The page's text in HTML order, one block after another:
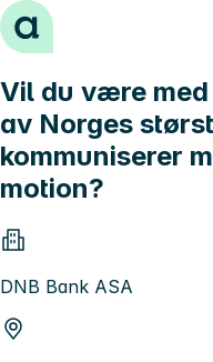
Hopp til innhold
Vil du være
av Norges
kommuniserer
motion?
DNB Bank ASA